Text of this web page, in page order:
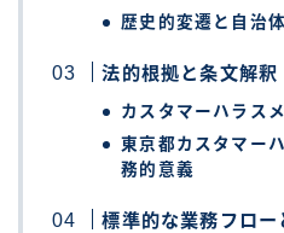
歴史的変遷と自治
法的根拠と条文解釈
カスタマーハラス
東京都カスタマー
務的意義
標準的な業務フロー